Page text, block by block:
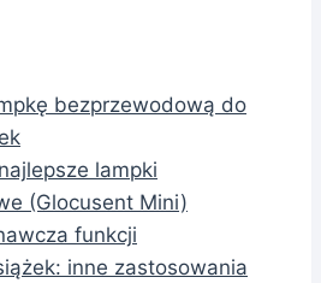
bezprzewodową do
lampki
(Glocusent Mini)
funkcji
inne zastosowania